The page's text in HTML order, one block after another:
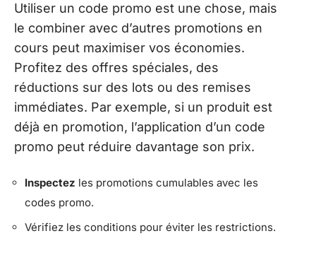
Utiliser un code promo est une chose, mais
le combiner avec d’autres promotions en
cours peut maximiser vos économies.
Profitez des offres spéciales, des
réductions sur des lots ou des remises
immédiates. Par exemple, si un produit est
déjà en promotion, l’application d’un code
promo peut réduire davantage son prix.
Inspectez les promotions cumulables avec les
codes promo.
Vérifiez les conditions pour éviter les restrictions.